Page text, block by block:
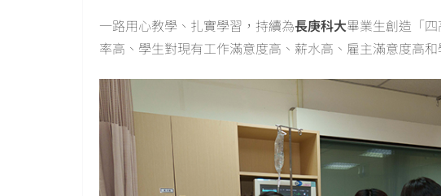
一路用心教學、扎實學習，持續為長庚科大畢業生創造「
率高、學生對現有工作滿意度高、薪水高、雇主滿意度高和